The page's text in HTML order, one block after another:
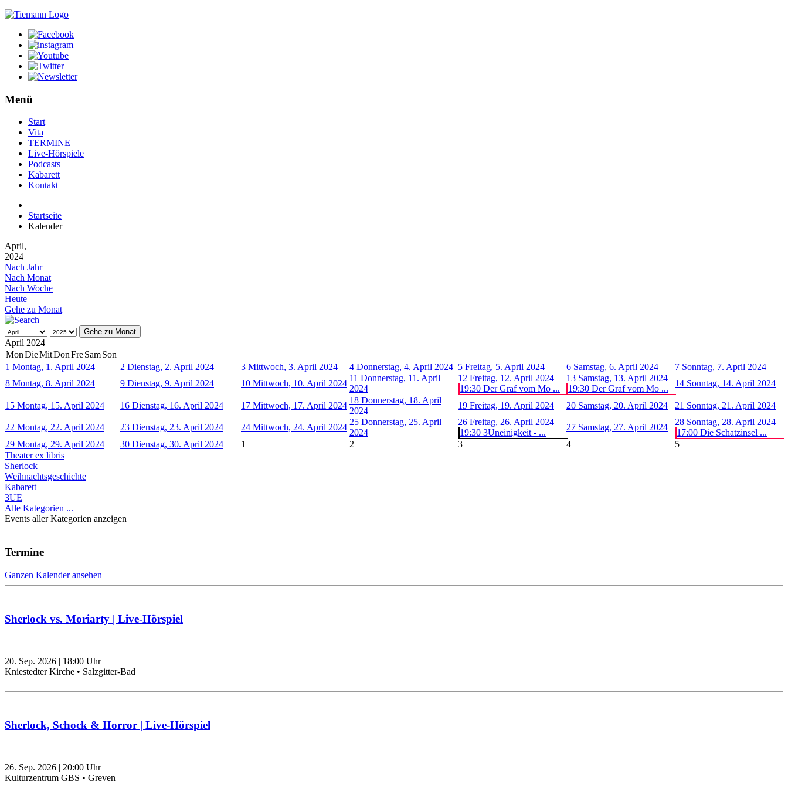
Menü
Start
Vita
TERMINE
Live-Hörspiele
Podcasts
Kabarett
Kontakt
Startseite
Kalender
April,
2024
Nach Jahr
Nach Monat
Nach Woche
Heute
Gehe zu Monat
Gehe zu Monat
April 2024
MonDieMitDonFreSamSon
1 Montag, 1. April 2024 2 Dienstag, 2. April 2024 3 Mittwoch, 3. April 2024 4 Donnerstag, 4. April 2024 5 Freitag, 5. April 2024 6 Samstag, 6. April 2024 7 Sonntag, 7. April 2024
8 Montag, 8. April 2024 9 Dienstag, 9. April 2024 10 Mittwoch, 10. April 2024
11 Donnerstag, 11. April
2024
12 Freitag, 12. April 2024
19:30 Der Graf vom Mo ...
13 Samstag, 13. April 2024
19:30 Der Graf vom Mo ...
14 Sonntag, 14. April 2024
15 Montag, 15. April 2024 16 Dienstag, 16. April 2024 17 Mittwoch, 17. April 2024
18 Donnerstag, 18. April
2024
19 Freitag, 19. April 2024 20 Samstag, 20. April 2024 21 Sonntag, 21. April 2024
22 Montag, 22. April 2024 23 Dienstag, 23. April 2024 24 Mittwoch, 24. April 2024
25 Donnerstag, 25. April
2024
26 Freitag, 26. April 2024
19:30 3Uneinigkeit - ...
27 Samstag, 27. April 2024
28 Sonntag, 28. April 2024
17:00 Die Schatzinsel ...
29 Montag, 29. April 2024 30 Dienstag, 30. April 2024 1 2 3 4
5
Theater ex libris
Sherlock
Weihnachtsgeschichte
Kabarett
3UE
Alle Kategorien ...
Events aller Kategorien anzeigen
Termine
Ganzen Kalender ansehen
Sherlock vs. Moriarty | Live-Hörspiel
20. Sep. 2026 | 18:00 Uhr
Kniestedter Kirche • Salzgitter-Bad
Sherlock, Schock & Horror | Live-Hörspiel
26. Sep. 2026 | 20:00 Uhr
Kulturzentrum GBS • Greven